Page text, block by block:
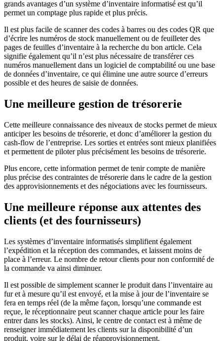
grands avantages d’un système d’inventaire informatisé est qu’il
permet un comptage plus rapide et plus précis.
Il est plus facile de scanner des codes à barres ou des codes QR que
d’écrire les numéros de stock manuellement ou de feuilleter des
pages de feuilles d’inventaire à la recherche du bon article. Cela
signifie également qu’il n’est plus nécessaire de transférer ces
numéros manuellement dans un logiciel de comptabilité ou une base
de données d’inventaire, ce qui élimine une autre source d’erreurs
possible et des heures de saisie de données.
Une meilleure gestion de trésorerie
Cette meilleure connaissance des niveaux de stocks permet de mieux
anticiper les besoins de trésorerie, et donc d’améliorer la gestion du
cash-flow de l’entreprise. Les sorties et entrées sont mieux planifiées
et permettent de piloter plus précisément les besoins de trésorerie.
Plus encore, cette information permet de tenir compte de manière
plus précise des contraintes de trésorerie dans le cadre de la gestion
des approvisionnements et des négociations avec les fournisseurs.
Une meilleure réponse aux attentes des
clients (et des fournisseurs)
Les systèmes d’inventaire informatisés simplifient également
l’expédition et la réception des commandes, et laissent moins de
place à l’erreur. Le nombre de retour clients pour non conformité de
la commande va ainsi diminuer.
Il est possible de simplement scanner le produit dans l’inventaire au
fur et à mesure qu’il est envoyé, et la mise à jour de l’inventaire se
fera en temps réel (de la même façon, lorsqu’une commande est
reçue, le réceptionnaire peut scanner chaque article pour les faire
entrer dans les stocks). Ainsi, le centre de contact est à même de
renseigner immédiatement les clients sur la disponibilité d’un
produit, voire sur le délai de réapprovisionnement.